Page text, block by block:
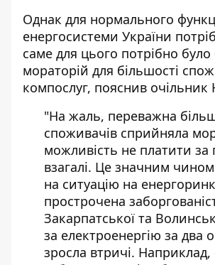
Однак для нормального
енергосистеми України
саме для цього потрібно було
мораторій для більшості
компослуг, пояснив
"На жаль, переважна
споживачів сприйняла
можливість не платити за
взагалі. Це значним
на ситуацію на
прострочена
Закарпатської та
за електроенергію за два
зросла втричі. Наприклад,